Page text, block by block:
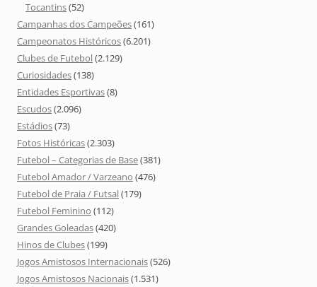
Tocantins(52)
Campanhas dos Campeões(161)
Campeonatos Históricos(6.201)
Clubes de Futebol(2.129)
Curiosidades(138)
Entidades Esportivas(8)
Escudos(2.096)
Estádios(73)
Fotos Históricas(2.303)
Futebol – Categorias de Base(381)
Futebol Amador / Varzeano (476)
Futebol de Praia / Futsal(179)
Futebol Feminino (112)
Grandes Goleadas(420)
Hinos de Clubes(199)
Jogos Amistosos Internacionais(526)
Jogos Amistosos Nacionais(1.531)